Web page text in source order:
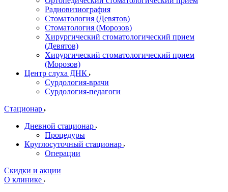
Радиовизиография
Стоматология (Девятов)
Стоматология (Морозов)
Хирургический стоматологический прием
(Девятов)
Хирургический стоматологический прием
(Морозов)
Центр слуха ДНК
Сурдология-врачи
Сурдология-педагоги
Стационар
Дневной стационар
Процедуры
Круглосуточный стационар
Операции
Скидки и акции
О клинике